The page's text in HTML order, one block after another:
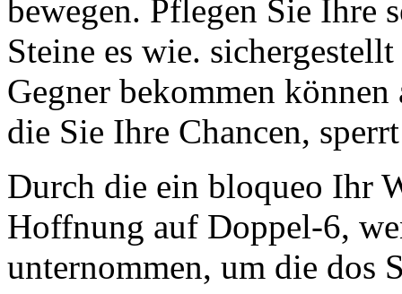
bewegen. Pflegen Sie Ihre
Steine es wie.
Gegner bekommen
die Sie Ihre Chancen,
Durch die ein bloqueo Ihr
Hoffnung auf Doppel-6,
unternommen, um die dos